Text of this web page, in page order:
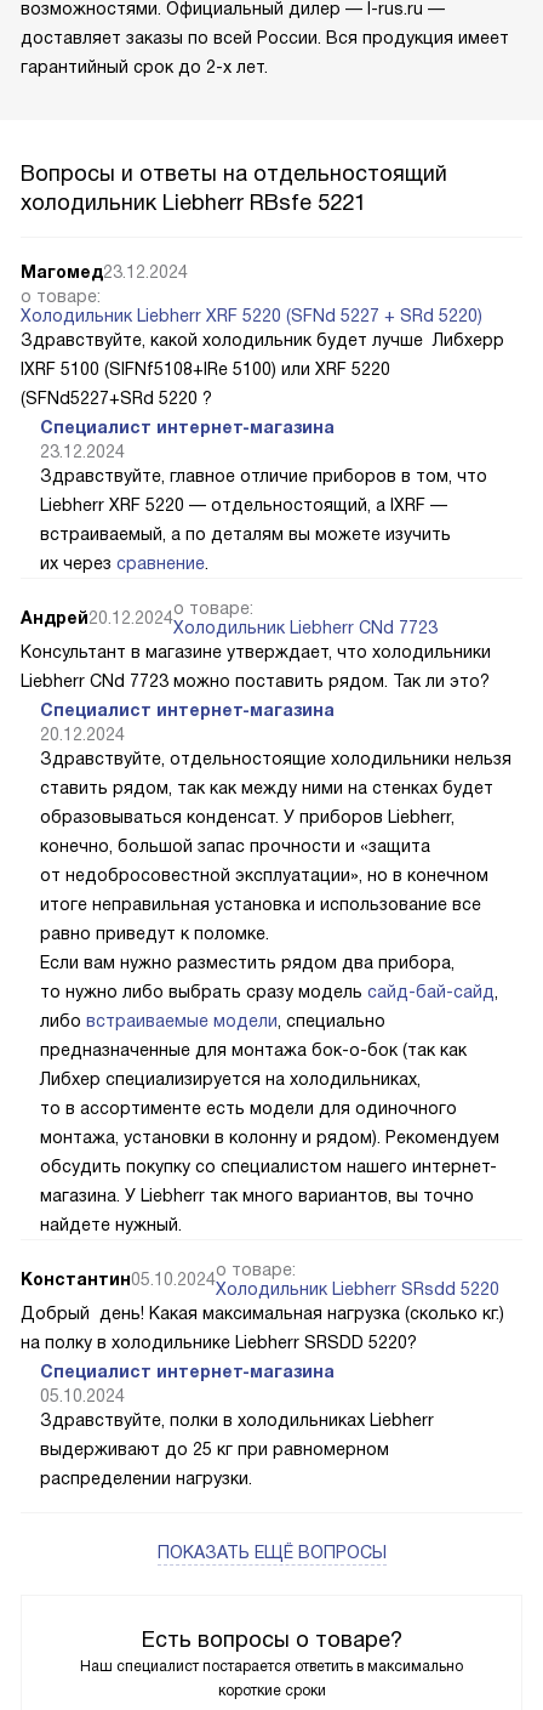
возможностями. Официальный дилер — l-rus.ru —
доставляет заказы по всей России. Вся продукция имеет
гарантийный срок до 2-х лет.
Вопросы и ответы на отдельностоящий
холодильник Liebherr RBsfe 5221
Есть вопросы о товаре?
Наш специалист постарается ответить в максимально
короткие сроки
Магомед23.12.2024
о товаре:
Холодильник Liebherr XRF 5220 (SFNd 5227 + SRd 5220)
Здравствуйте, какой холодильник будет лучше Либхерр
IXRF 5100 (SIFNf5108+IRe 5100) или XRF 5220
(SFNd5227+SRd 5220 ?
Специалист интернет-магазина
23.12.2024
Здравствуйте, главное отличие приборов в том, что
Liebherr XRF 5220 — отдельностоящий, а IXRF —
встраиваемый, а по деталям вы можете изучить
их через сравнение.
Андрей20.12.2024о товаре:
Холодильник Liebherr CNd 7723
Консультант в магазине утверждает, что холодильники
Liebherr CNd 7723 можно поставить рядом. Так ли это?
Специалист интернет-магазина
20.12.2024
Здравствуйте, отдельностоящие холодильники нельзя
ставить рядом, так как между ними на стенках будет
образовываться конденсат. У приборов Liebherr,
конечно, большой запас прочности и «защита
от недобросовестной эксплуатации», но в конечном
итоге неправильная установка и использование все
равно приведут к поломке.
Если вам нужно разместить рядом два прибора,
то нужно либо выбрать сразу модель сайд-бай-сайд,
либо встраиваемые модели, специально
предназначенные для монтажа бок-о-бок (так как
Либхер специализируется на холодильниках,
то в ассортименте есть модели для одиночного
монтажа, установки в колонну и рядом). Рекомендуем
обсудить покупку со специалистом нашего интернет-
магазина. У Liebherr так много вариантов, вы точно
найдете нужный.
Константин05.10.2024о товаре:
Холодильник Liebherr SRsdd 5220
Добрый день! Какая максимальная нагрузка (сколько кг.)
на полку в холодильнике Liebherr SRSDD 5220?
Специалист интернет-магазина
05.10.2024
Здравствуйте, полки в холодильниках Liebherr
выдерживают до 25 кг при равномерном
распределении нагрузки.
ПОКАЗАТЬ ЕЩЁ ВОПРОСЫ